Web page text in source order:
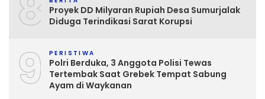
Proyek DD Milyaran Rupiah Desa Sumurjalak
Diduga Terindikasi Sarat Korupsi
9 PERISTIWA
Polri Berduka, 3 Anggota Polisi Tewas
Tertembak Saat Grebek Tempat Sabung
Ayam di Waykanan